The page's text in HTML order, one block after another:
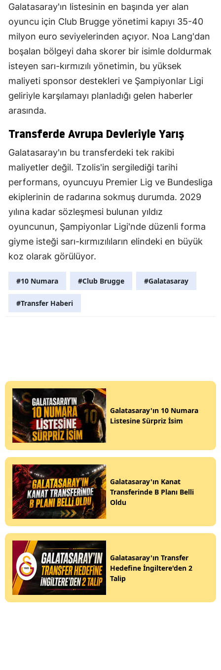
Galatasaray'ın listesinin en başında yer alan
oyuncu için Club Brugge yönetimi kapıyı 35-40
milyon euro seviyelerinden açıyor. Noa Lang'dan
boşalan bölgeyi daha skorer bir isimle doldurmak
isteyen sarı-kırmızılı yönetimin, bu yüksek
maliyeti sponsor destekleri ve Şampiyonlar Ligi
geliriyle karşılamayı planladığı gelen haberler
arasında.
Transferde Avrupa Devleriyle Yarış
Galatasaray'ın bu transferdeki tek rakibi
maliyetler değil. Tzolis'in sergilediği tarihi
performans, oyuncuyu Premier Lig ve Bundesliga
ekiplerinin de radarına sokmuş durumda. 2029
yılına kadar sözleşmesi bulunan yıldız
oyuncunun, Şampiyonlar Ligi'nde düzenli forma
giyme isteği sarı-kırmızılıların elindeki en büyük
koz olarak görülüyor.
#10 Numara #Club Brugge #Galatasaray
#Transfer Haberi
Galatasaray'ın 10 Numara
Listesine Sürpriz İsim
Galatasaray'ın Kanat
Transferinde B Planı Belli
Oldu
Galatasaray'ın Transfer
Hedefine İngiltere'den 2
Talip